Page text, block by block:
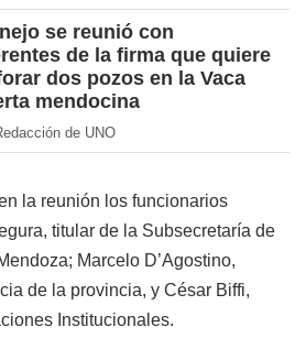
se reunió con
de la firma que quiere
dos pozos en la Vaca
mendocina
de UNO
la reunión los funcionarios
titular de la Subsecretaría de
Marcelo D’Agostino,
de la provincia, y César Biffi,
Institucionales.